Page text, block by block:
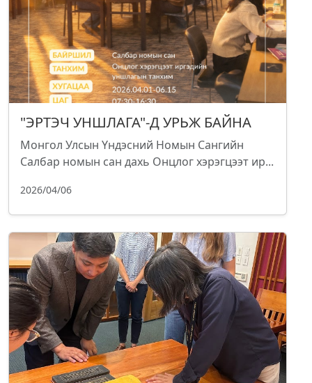
"ЭРТЭЧ УНШЛАГА"-Д УРЬЖ БАЙНА
Монгол Улсын Үндэсний Номын Сангийн
Салбар номын сан дахь Онцлог хэрэгцээт ир...
2026/04/06